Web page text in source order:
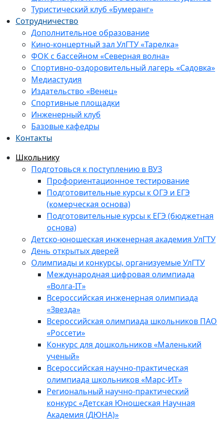
Туристический клуб «Бумеранг»
Сотрудничество
Дополнительное образование
Кино-концертный зал УлГТУ «Тарелка»
ФОК с бассейном «Северная волна»
Спортивно-оздоровительный лагерь «Садовка»
Медиастудия
Издательство «Венец»
Спортивные площадки
Инженерный клуб
Базовые кафедры
Контакты
Школьнику
Подготовься к поступлению в ВУЗ
Профориентационное тестирование
Подготовительные курсы к ОГЭ и ЕГЭ
(комерческая основа)
Подготовительные курсы к ЕГЭ (бюджетная
основа)
Детско-юношеская инженерная академия УлГТУ
День открытых дверей
Олимпиады и конкурсы, организуемые УлГТУ
Международная цифровая олимпиада
«Волга-IT»
Всероссийская инженерная олимпиада
«Звезда»
Всероссийская олимпиада школьников ПАО
«Россети»
Конкурс для дошкольников «Маленький
ученый»
Всероссийская научно-практическая
олимпиада школьников «Марс-ИТ»
Региональный научно-практический
конкурс «Детская Юношеская Научная
Академия (ДЮНА)»